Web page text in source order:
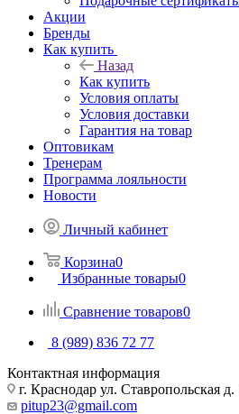
Акции
Бренды
Как купить
Назад
Как купить
Условия оплаты
Условия доставки
Гарантия на товар
Оптовикам
Тренерам
Программа лояльности
Новости
Личный кабинет
Корзина0
Избранные товары0
Сравнение товаров0
8 (989) 836 72 77
Контактная информация
г. Краснодар ул. Ставропольская д.
pitup23@gmail.com